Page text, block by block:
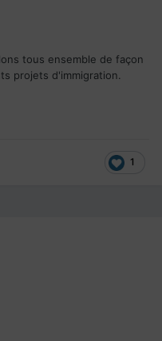
tous ensemble de façon
projets d'immigration.
1